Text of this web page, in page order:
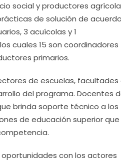
social y productores
de solución de
3 acuícolas y 1
cuales 15 son coordinadores
primarios.
de escuelas, facultades
del programa. Docentes
brinda soporte técnico a los
de educación superior que
con los actores